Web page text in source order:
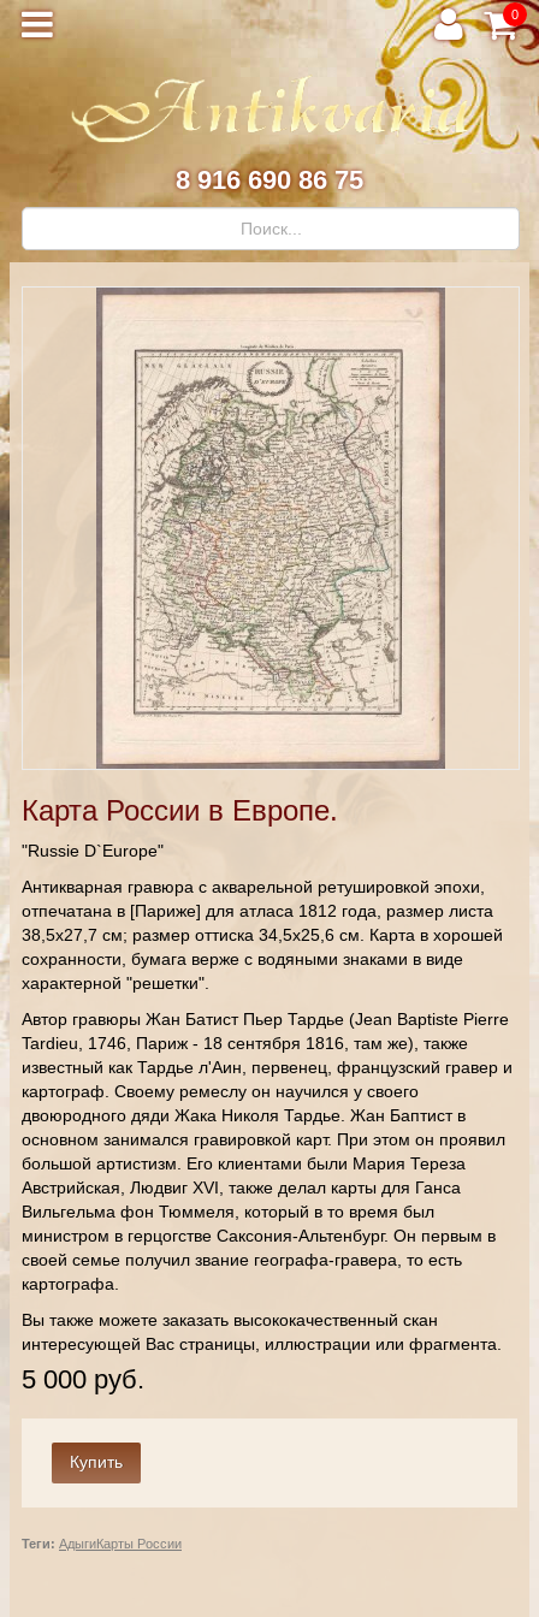
0
8 916 690 86 75
Карта России в Европе.
"Russie D`Europe"
Антикварная гравюра с акварельной ретушировкой эпохи,
отпечатана в [Париже] для атласа 1812 года, размер листа
38,5х27,7 см; размер оттиска 34,5х25,6 см. Карта в хорошей
сохранности, бумага верже с водяными знаками в виде
характерной "решетки".
Автор гравюры Жан Батист Пьер Тардье (Jean Baptiste Pierre
Tardieu, 1746, Париж - 18 сентября 1816, там же), также
известный как Тардье л'Аин, первенец, французский гравер и
картограф. Своему ремеслу он научился у своего
двоюродного дяди Жака Николя Тардье. Жан Баптист в
основном занимался гравировкой карт. При этом он проявил
большой артистизм. Его клиентами были Мария Тереза
Австрийская, Людвиг XVI, также делал карты для Ганса
Вильгельма фон Тюммеля, который в то время был
министром в герцогстве Саксония-Альтенбург. Он первым в
своей семье получил звание географа-гравера, то есть
картографа.
Вы также можете заказать высококачественный скан
интересующей Вас страницы, иллюстрации или фрагмента.
5 000 руб.
Теги: АдыгиКарты России